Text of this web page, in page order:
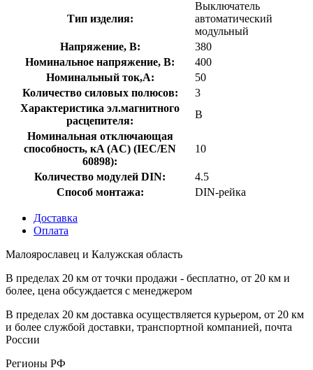
Тип изделия:
Выключатель
автоматический
модульный
Напряжение, В:
380
Номинальное напряжение, В:
400
Номинальный ток,А:
50
Количество силовых полюсов:
3
Характеристика эл.магнитного
расцепителя:
B
Номинальная отключающая
способность, кA (AC) (IEC/EN
60898):
10
Количество модулей DIN:
4.5
Способ монтажа:
DIN-рейка
Доставка
Оплата
Малоярославец и Калужская область
В пределах 20 км от точки продажи - бесплатно, от 20 км и
более, цена обсуждается с менеджером
В пределах 20 км доставка осуществляется курьером, от 20 км
и более службой доставки, транспортной компанией, почта
России
Регионы РФ